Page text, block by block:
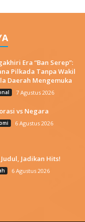
Era “Ban Serep”:
Pilkada Tanpa Wakil
Daerah Mengemuka
7 Agustus 2026
vs Negara
6 Agustus 2026
Jadikan Hits!
6 Agustus 2026